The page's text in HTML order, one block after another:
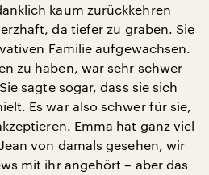
kaum zurückkehren
da tiefer zu graben. Sie
Familie aufgewachsen.
zu haben, war sehr schwer
sagte sogar, dass sie sich
Es war also schwer für sie,
Emma hat ganz viel
von damals gesehen, wir
mit ihr angehört – aber das